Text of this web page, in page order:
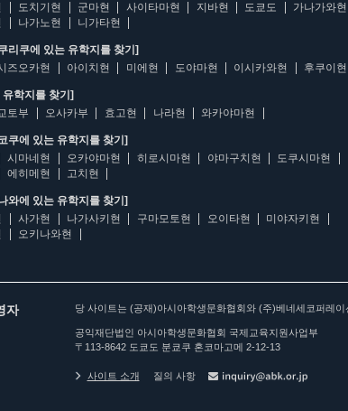
도치기현 군마현 사이타마현 지바현 도쿄도
가나가와현
나가노현 니가타현
리쿠에 있는 유학지를 찾기]
즈오카현 아이치현 미에현 도야마현 이시카와현 후쿠이현
학지를 찾기]
토부 오사카부 효고현 나라현 와카야마현
쿠에 있는 유학지를 찾기]
시마네현 오카야마현 히로시마현 야마구치현
도쿠시마현
에히메현 고치현
와에 있는 유학지를 찾기]
사가현 나가사키현 구마모토현 오이타현
미야자키현
오키나와현
자 당 사이트는 (공재)아시아학생문화협회와 (주)베네세코퍼레이
공익재단법인 아시아학생문화협회 국제교육지원사업부
〒113-8642 도쿄도 분쿄쿠 혼코마고메 2-12-13
사이트 소개 질의 사항